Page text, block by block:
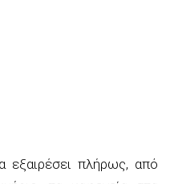
εξαιρέσει πλήρως, από